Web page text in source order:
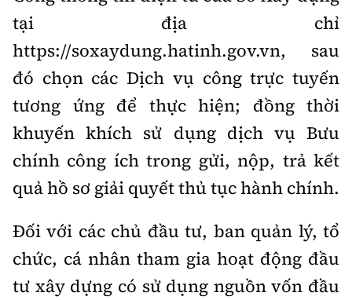
tại địa chỉ
https://soxaydung.hatinh.gov.vn, sau
đó chọn các Dịch vụ công trực tuyến
tương ứng để thực hiện; đồng thời
khuyến khích sử dụng dịch vụ Bưu
chính công ích trong gửi, nộp, trả kết
quả hồ sơ giải quyết thủ tục hành chính.
Đối với các chủ đầu tư, ban quản lý, tổ
chức, cá nhân tham gia hoạt động đầu
tư xây dựng có sử dụng nguồn vốn đầu